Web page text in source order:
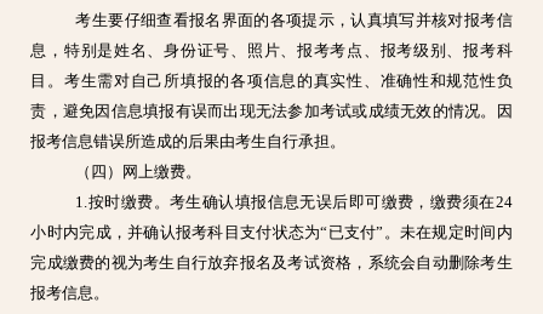
考生要仔细查看报名界面的各项提示，认真填写并核对报考信
息，特别是姓名、身份证号、照片、报考考点、报考级别、报考科
目。考生需对自己所填报的各项信息的真实性、准确性和规范性负
责，避免因信息填报有误而出现无法参加考试或成绩无效的情况。因
报考信息错误所造成的后果由考生自行承担。
（四）网上缴费。
1.按时缴费。考生确认填报信息无误后即可缴费，缴费须在24
小时内完成，并确认报考科目支付状态为“已支付”。未在规定时间内
完成缴费的视为考生自行放弃报名及考试资格，系统会自动删除考生
报考信息。